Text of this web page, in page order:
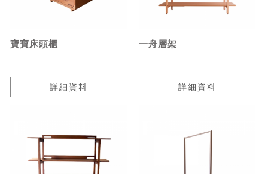
寶寶床頭櫃
詳細資料
一舟層架
詳細資料